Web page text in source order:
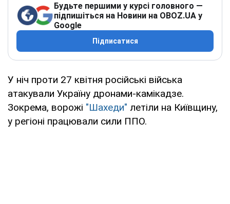
Будьте першими у курсі головного —
підпишіться на Новини на OBOZ.UA у
Google
Підписатися
У ніч проти 27 квітня російські війська
атакували Україну дронами-камікадзе.
Зокрема, ворожі "Шахеди" летіли на Київщину,
у регіоні працювали сили ППО.